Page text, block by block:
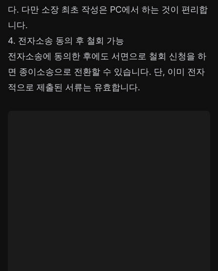
다. 다만 소장 최초 작성은 PC에서 하는 것이 편리합
니다.
4. 전자소송 동의 후 철회 가능
전자소송에 동의한 후에도 서면으로 철회 신청을 하
면 종이소송으로 전환할 수 있습니다. 단, 이미 전자
적으로 제출된 서류는 유효합니다.